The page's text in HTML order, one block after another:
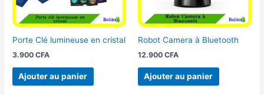
Porte Clé lumineuse en cristal
3.900CFA
Ajouter au panier
Robot Camera à Bluetooth
12.900 CFA
Ajouter au panier